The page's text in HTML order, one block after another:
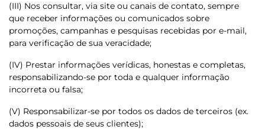
(III) Nos consultar, via site ou canais de contato, sempre
que receber informações ou comunicados sobre
promoções, campanhas e pesquisas recebidas por e-mail,
para verificação de sua veracidade;
(IV) Prestar informações verídicas, honestas e completas,
responsabilizando-se por toda e qualquer informação
incorreta ou falsa;
(V) Responsabilizar-se por todos os dados de terceiros (ex.
dados pessoais de seus clientes);